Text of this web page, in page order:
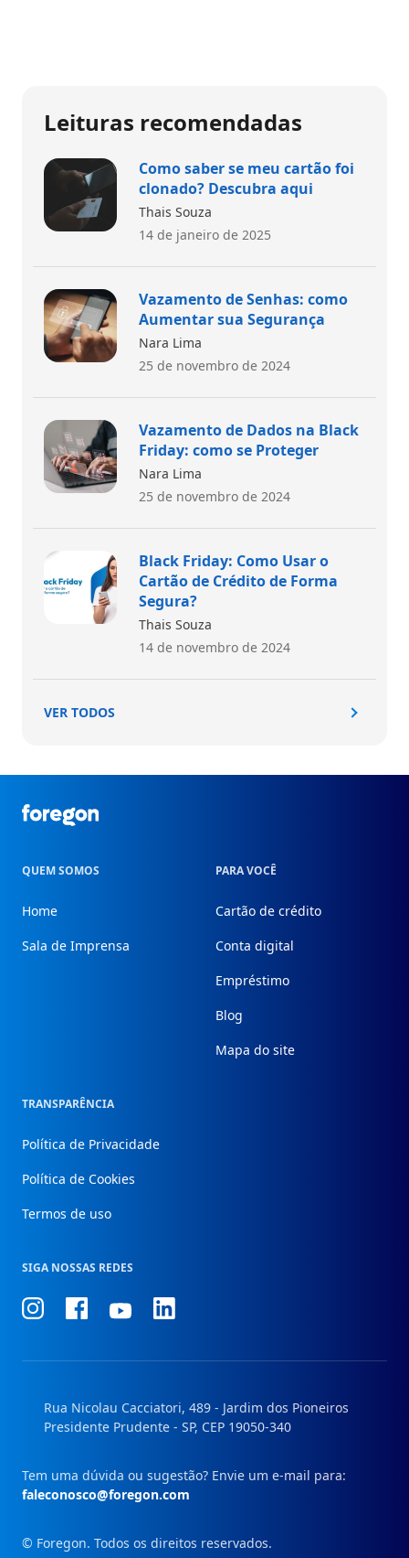
Leituras recomendadas
Como saber se meu cartão foi
clonado? Descubra aqui
Thais Souza
14 de janeiro de 2025
Vazamento de Senhas: como
Aumentar sua Segurança
Nara Lima
25 de novembro de 2024
Vazamento de Dados na Black
Friday: como se Proteger
Nara Lima
25 de novembro de 2024
Black Friday: Como Usar o
Cartão de Crédito de Forma
Segura?
Thais Souza
14 de novembro de 2024
VER TODOS
Foregon.com
QUEM SOMOS
Home
Sala de Imprensa
PARA VOCÊ
Cartão de crédito
Conta digital
Empréstimo
Blog
Mapa do site
TRANSPARÊNCIA
Política de Privacidade
Política de Cookies
Termos de uso
SIGA NOSSAS REDES
ConheçaConheçaConheçaConheça
Rua Nicolau Cacciatori, 489 - Jardim dos Pioneiros
Presidente Prudente - SP, CEP 19050-340
Tem uma dúvida ou sugestão? Envie um e-mail para:
faleconosco@foregon.com
© Foregon. Todos os direitos reservados.